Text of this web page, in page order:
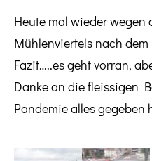
Heute mal wieder
Mühlenviertels nach
Fazit…..es geht vorran,
Danke an die fleissigen
Pandemie alles gegeben